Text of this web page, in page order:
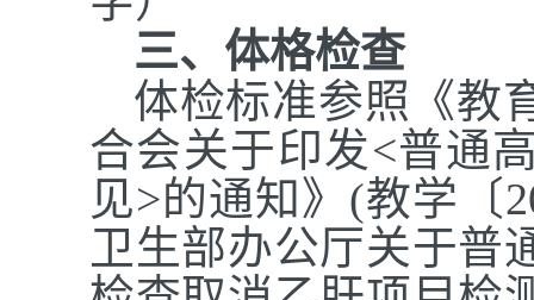
三、体格检查
体检标准参照《教
合会关于印发<普通
见>的通知》(教学〔
卫生部办公厅关于普